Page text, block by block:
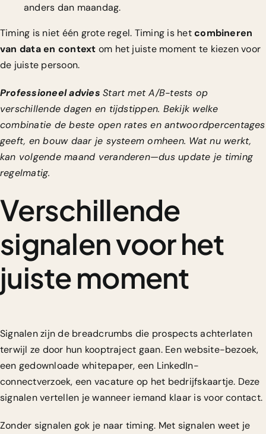
anders dan maandag.
Timing is niet één grote regel. Timing is hetcombineren
van data en context om het juiste moment te kiezen voor
de juiste persoon.
Professioneel advies Start met A/B-tests op
verschillende dagen en tijdstippen. Bekijk welke
combinatie de beste open rates en antwoordpercentages
geeft, en bouw daar je systeem omheen. Wat nu werkt,
kan volgende maand veranderen—dus update je timing
regelmatig.
Verschillende
signalen voor het
juiste moment
Signalen zijn de breadcrumbs die prospects achterlaten
terwijl ze door hun kooptraject gaan. Een website-bezoek,
een gedownloade whitepaper, een LinkedIn-
connectverzoek, een vacature op het bedrijfskaartje. Deze
signalen vertellen je wanneer iemand klaar is voor contact.
Zonder signalen gok je naar timing. Met signalen weet je